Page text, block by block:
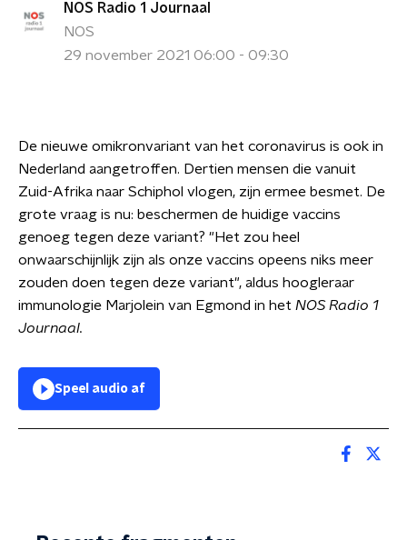
NOS Radio 1 Journaal
NOS
29 november 2021 06:00 - 09:30
De nieuwe omikronvariant van het coronavirus is ook in
Nederland aangetroffen. Dertien mensen die vanuit
Zuid-Afrika naar Schiphol vlogen, zijn ermee besmet. De
grote vraag is nu: beschermen de huidige vaccins
genoeg tegen deze variant? "Het zou heel
onwaarschijnlijk zijn als onze vaccins opeens niks meer
zouden doen tegen deze variant", aldus hoogleraar
immunologie Marjolein van Egmond in het NOS Radio 1
Journaal.
Speel audio af